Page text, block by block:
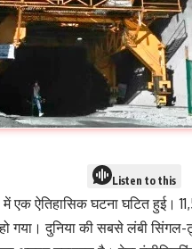
Listen to this
ऐतिहासिक घटना घटित हुई।
गया। दुनिया की सबसे लंबी